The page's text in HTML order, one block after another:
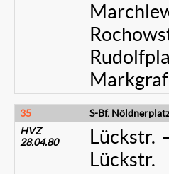
35
S-Bf.
HVZ
28.04.80
Lückstr.